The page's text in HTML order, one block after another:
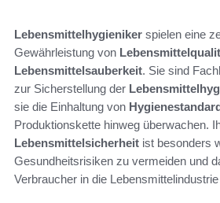
Lebensmittelhygieniker spielen eine
Gewährleistung von
Lebensmittelsauberkeit. Sie sind
zur Sicherstellung der
sie die Einhaltung von
Produktionskette hinweg überwachen.
Lebensmittelsicherheit ist besonders
Gesundheitsrisiken zu vermeiden und
Verbraucher in die